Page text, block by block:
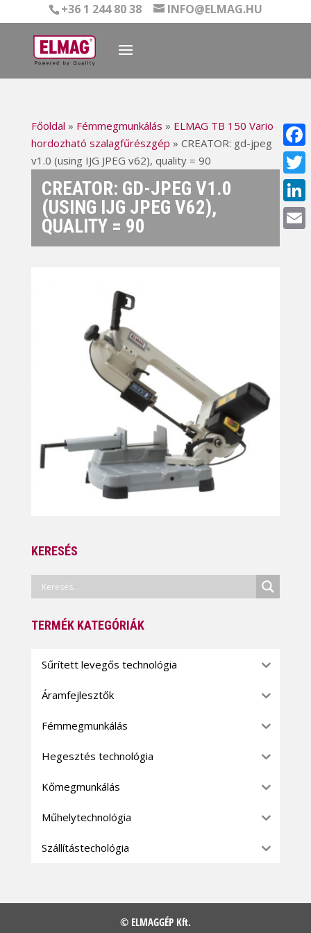
+36 1 244 80 38 INFO@ELMAG.HU
Főoldal » Fémmegmunkálás » ELMAG TB 150 Vario
hordozható szalagfűrészgép » CREATOR: gd-jpeg
v1.0 (using IJG JPEG v62), quality = 90
CREATOR: GD-JPEG V1.0
(USING IJG JPEG V62),
QUALITY = 90
KERESÉS
TERMÉK KATEGÓRIÁK
Sűrített levegős technológia
Áramfejlesztők
Fémmegmunkálás
Hegesztés technológia
Kőmegmunkálás
Műhelytechnológia
Szállítástechológia
© ELMAGGÉP Kft.